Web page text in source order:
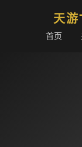
天
首页